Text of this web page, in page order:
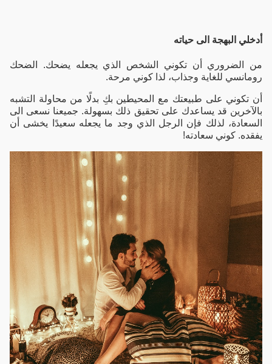
أدخلي البهجة الى حياته
من الضروري أن تكوني الشخص الذي يجعله يضحك. الضحك
رومانسي للغاية وجذاب، لذا كوني مرحة.
أن تكوني على طبيعتك مع المحيطين بكِ بدلًا من محاولة التشبه
بالآخرين قد يساعدك على تحقيق ذلك بسهولة. جميعنا نسعى الى
السعادة، لذلك فإن الرجل الذي وجد ما يجعله سعيدًا يخشى أن
يفقده. كوني سعادته!